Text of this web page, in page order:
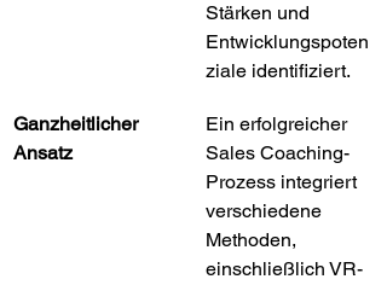
Stärken und
Entwicklungspoten
ziale identifiziert.
Ganzheitlicher
Ansatz
Ein erfolgreicher
Sales Coaching-
Prozess integriert
verschiedene
Methoden,
einschließlich VR-